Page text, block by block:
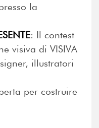
la
: Il contest
visiva di VISIVA
illustratori
per costruire